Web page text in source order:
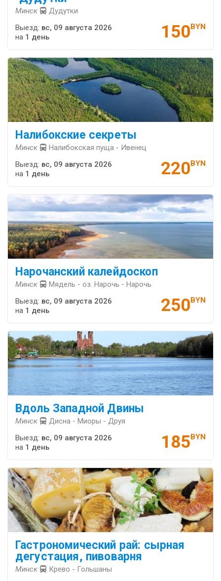
Минск Дудутки
150BYN
Выезд: вс, 09 августа 2026
на 1 день
Налибокские секреты
Минск Налибокская пуща - Ивенец
220BYN
Выезд: вс, 09 августа 2026
на 1 день
Нарочанский калейдоскоп
Минск Мядель - оз. Нарочь - Нарочь
250BYN
Выезд: вс, 09 августа 2026
на 1 день
Вдоль Западной Двины
Минск Дисна - Миоры - Друя
185BYN
Выезд: вс, 09 августа 2026
на 1 день
Гастрономический рай: сырная
дегустация, пивоварня
Минск Крево - Гольшаны